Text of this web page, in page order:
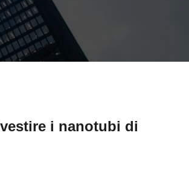
i nanotubi di